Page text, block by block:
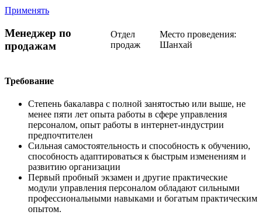
Применять
Менеджер по
продажам
Отдел
продаж
Место проведения:
Шанхай
Требование
Степень бакалавра с полной занятостью или выше, не
менее пяти лет опыта работы в сфере управления
персоналом, опыт работы в интернет-индустрии
предпочтителен
Сильная самостоятельность и способность к обучению,
способность адаптироваться к быстрым изменениям и
развитию организации
Первый пробный экзамен и другие практические
модули управления персоналом обладают сильными
профессиональными навыками и богатым практическим
опытом.